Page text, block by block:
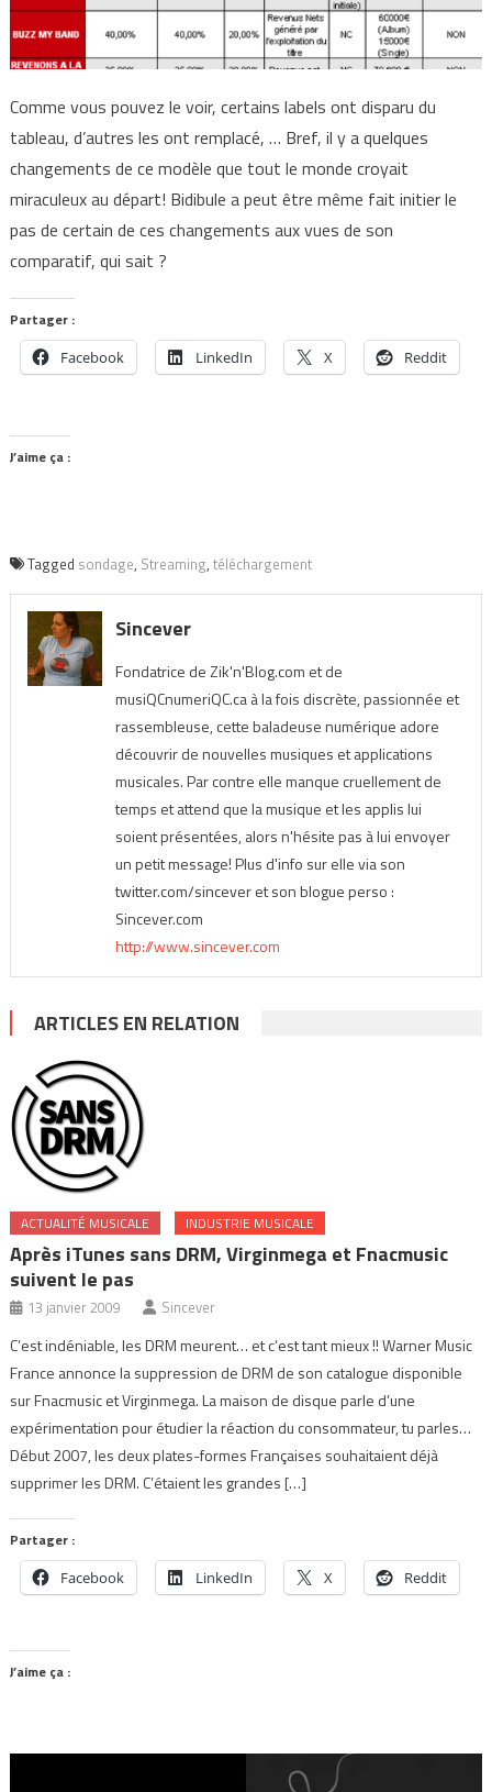
Comme vous pouvez le voir, certains labels ont disparu du
tableau, d’autres les ont remplacé, … Bref, il y a quelques
changements de ce modèle que tout le monde croyait
miraculeux au départ! Bidibule a peut être même fait initier le
pas de certain de ces changements aux vues de son
comparatif, qui sait ?
Partager :
Facebook LinkedIn X Reddit
J’aime ça :
Tagged sondage, Streaming, téléchargement
Sincever
Fondatrice de Zik'n'Blog.com et de
musiQCnumeriQC.ca à la fois discrète, passionnée et
rassembleuse, cette baladeuse numérique adore
découvrir de nouvelles musiques et applications
musicales. Par contre elle manque cruellement de
temps et attend que la musique et les applis lui
soient présentées, alors n'hésite pas à lui envoyer
un petit message! Plus d'info sur elle via son
twitter.com/sincever et son blogue perso :
Sincever.com
http://www.sincever.com
ARTICLES EN RELATION
ACTUALITÉ MUSICALE INDUSTRIE MUSICALE
Après iTunes sans DRM, Virginmega et Fnacmusic
suivent le pas
13 janvier 2009 Sincever
C’est indéniable, les DRM meurent… et c’est tant mieux !! Warner Music
France annonce la suppression de DRM de son catalogue disponible
sur Fnacmusic et Virginmega. La maison de disque parle d’une
expérimentation pour étudier la réaction du consommateur, tu parles…
Début 2007, les deux plates-formes Françaises souhaitaient déjà
supprimer les DRM. C’étaient les grandes […]
Partager :
Facebook LinkedIn X Reddit
J’aime ça :